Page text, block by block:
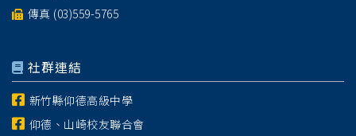
傳真 (03)559-5765
社群連結
新竹縣仰德高級中學
仰德、山崎校友聯合會